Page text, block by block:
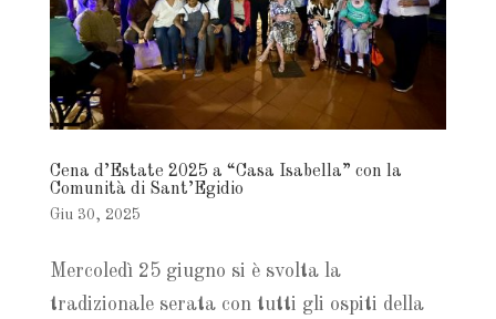
Cena d’Estate 2025 a “Casa Isabella” con la
Comunità di Sant’Egidio
Giu 30, 2025
Mercoledì 25 giugno si è svolta la
tradizionale serata con tutti gli ospiti della